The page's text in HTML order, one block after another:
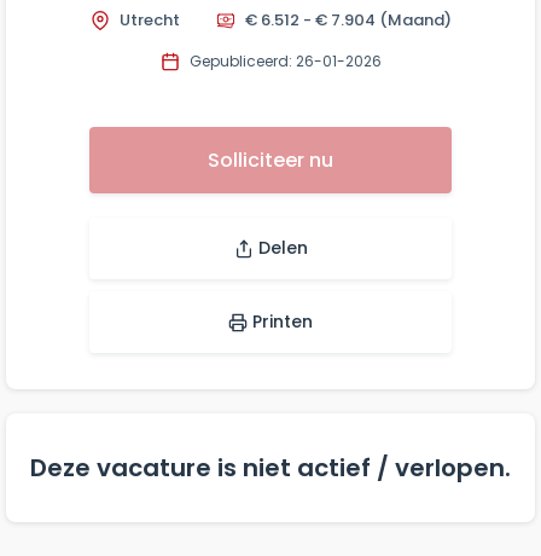
Utrecht € 6.512 - € 7.904 (Maand)
Gepubliceerd: 26-01-2026
Solliciteer nu
Delen
Printen
Deze vacature is niet actief / verlopen.